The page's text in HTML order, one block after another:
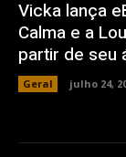
Vicka lança
Calma e a
partir de seu
Geral julho 24,